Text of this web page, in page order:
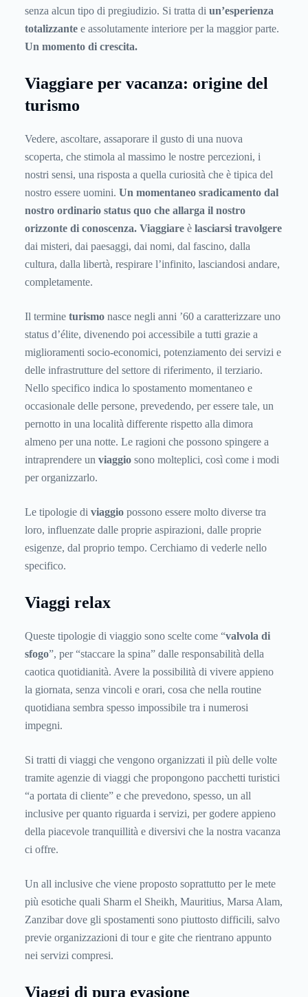
senza alcun tipo di pregiudizio. Si tratta di un’esperienza
totalizzante e assolutamente interiore per la maggior parte.
Un momento di crescita.
Viaggiare per vacanza: origine del
turismo
Vedere, ascoltare, assaporare il gusto di una nuova
scoperta, che stimola al massimo le nostre percezioni, i
nostri sensi, una risposta a quella curiosità che è tipica del
nostro essere uomini. Un momentaneo sradicamento dal
nostro ordinario status quo che allarga il nostro
orizzonte di conoscenza. Viaggiare è lasciarsi travolgere
dai misteri, dai paesaggi, dai nomi, dal fascino, dalla
cultura, dalla libertà, respirare l’infinito, lasciandosi andare,
completamente.
Il termine turismo nasce negli anni ’60 a caratterizzare uno
status d’élite, divenendo poi accessibile a tutti grazie a
miglioramenti socio-economici, potenziamento dei servizi e
delle infrastrutture del settore di riferimento, il terziario.
Nello specifico indica lo spostamento momentaneo e
occasionale delle persone, prevedendo, per essere tale, un
pernotto in una località differente rispetto alla dimora
almeno per una notte. Le ragioni che possono spingere a
intraprendere un viaggio sono molteplici, così come i modi
per organizzarlo.
Le tipologie di viaggio possono essere molto diverse tra
loro, influenzate dalle proprie aspirazioni, dalle proprie
esigenze, dal proprio tempo. Cerchiamo di vederle nello
specifico.
Viaggi relax
Queste tipologie di viaggio sono scelte come “valvola di
sfogo”, per “staccare la spina” dalle responsabilità della
caotica quotidianità. Avere la possibilità di vivere appieno
la giornata, senza vincoli e orari, cosa che nella routine
quotidiana sembra spesso impossibile tra i numerosi
impegni.
Si tratti di viaggi che vengono organizzati il più delle volte
tramite agenzie di viaggi che propongono pacchetti turistici
“a portata di cliente” e che prevedono, spesso, un all
inclusive per quanto riguarda i servizi, per godere appieno
della piacevole tranquillità e diversivi che la nostra vacanza
ci offre.
Un all inclusive che viene proposto soprattutto per le mete
più esotiche quali Sharm el Sheikh, Mauritius, Marsa Alam,
Zanzibar dove gli spostamenti sono piuttosto difficili, salvo
previe organizzazioni di tour e gite che rientrano appunto
nei servizi compresi.
Viaggi di pura evasione